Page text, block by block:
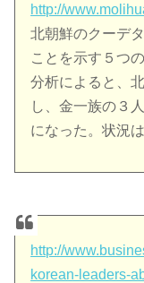
http://
北朝鮮のクーデ
ことを示す５つ
分析によると、
し、金一族の３
になった。状況
http://
korean-leaders-